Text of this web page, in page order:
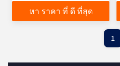
หา ราคา ที่ ดี ที่สุด
1